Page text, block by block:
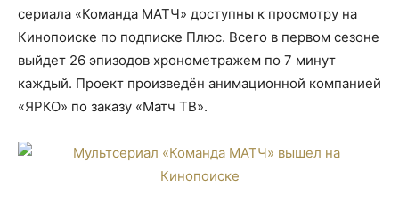
сериала «Команда МАТЧ» доступны к просмотру на
Кинопоиске по подписке Плюс. Всего в первом сезоне
выйдет 26 эпизодов хронометражем по 7 минут
каждый. Проект произведён анимационной компанией
«ЯРКО» по заказу «Матч ТВ».